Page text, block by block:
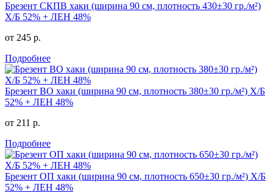
Брезент СКПВ хаки (ширина 90 см, плотность 430±30 гр./м²)
Х/Б 52% + ЛЕН 48%
от 245 р.
Подробнее
Брезент ВО хаки (ширина 90 см, плотность 380±30 гр./м²) Х/Б
52% + ЛЕН 48%
от 211 р.
Подробнее
Брезент ОП хаки (ширина 90 см, плотность 650±30 гр./м²) Х/Б
52% + ЛЕН 48%